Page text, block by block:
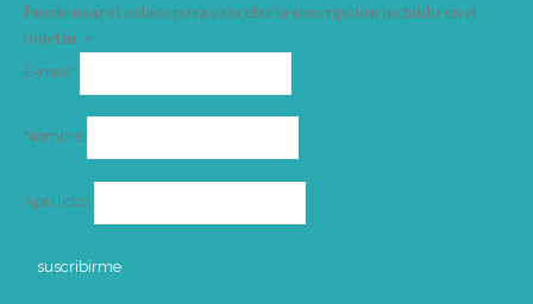
Puede usar el enlace para cancelar la suscripción incluido en el
boletín. >
E-mail*
Nombre
Apellidos